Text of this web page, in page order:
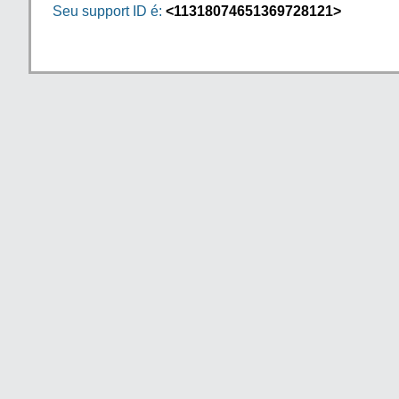
Seu support ID é: <11318074651369728121>